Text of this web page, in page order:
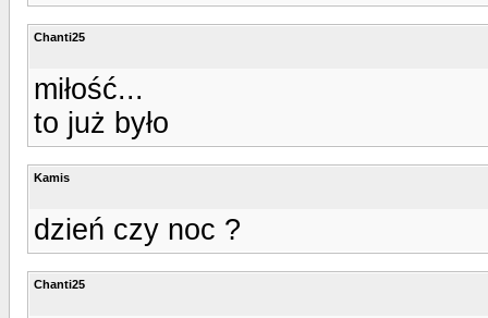
Chanti25
miłość...
to już było
Kamis
dzień czy noc ?
Chanti25